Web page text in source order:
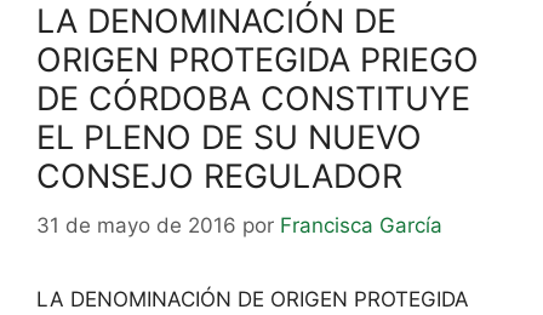
LA DENOMINACIÓN DE
ORIGEN PROTEGIDA PRIEGO
DE CÓRDOBA CONSTITUYE
EL PLENO DE SU NUEVO
CONSEJO REGULADOR
31 de mayo de 2016 por Francisca García
LA DENOMINACIÓN DE ORIGEN PROTEGIDA